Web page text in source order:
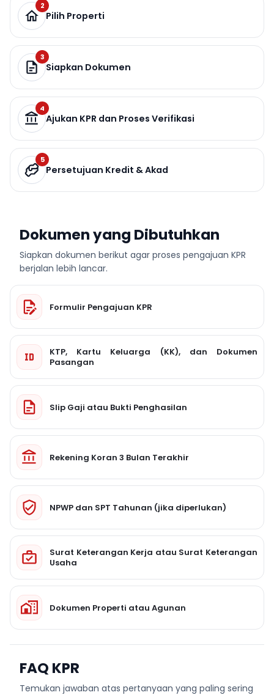
2
Pilih Properti
3
Siapkan Dokumen
4
Ajukan KPR dan Proses Verifikasi
5
Persetujuan Kredit & Akad
Dokumen yang Dibutuhkan
Siapkan dokumen berikut agar proses pengajuan KPR
berjalan lebih lancar.
Formulir Pengajuan KPR
KTP, Kartu Keluarga (KK), dan Dokumen
Pasangan
Slip Gaji atau Bukti Penghasilan
Rekening Koran 3 Bulan Terakhir
NPWP dan SPT Tahunan (jika diperlukan)
Surat Keterangan Kerja atau Surat Keterangan
Usaha
Dokumen Properti atau Agunan
FAQ KPR
Temukan jawaban atas pertanyaan yang paling sering